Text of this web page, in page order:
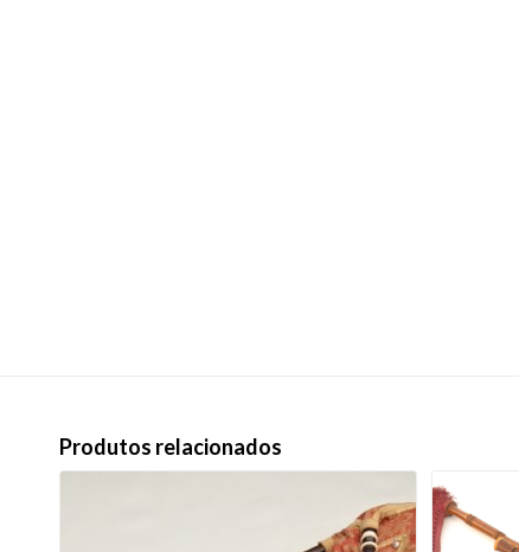
Produtos relacionados